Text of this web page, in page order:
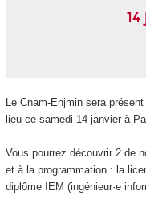
Le Cnam-Enjmin sera
lieu ce samedi 14 janvier à
Vous pourrez découvrir 2 de
et à la programmation : la
diplôme IEM (ingénieur·e